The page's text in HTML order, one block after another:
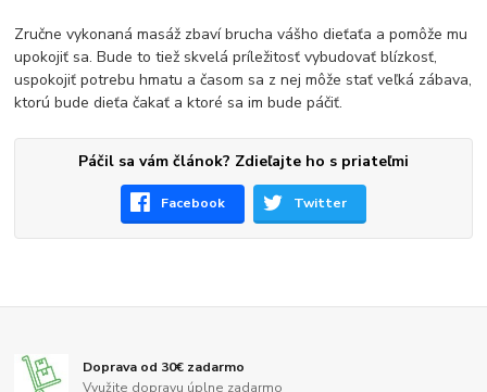
Zručne vykonaná masáž zbaví brucha vášho dieťaťa a pomôže mu
upokojiť sa. Bude to tiež skvelá príležitosť vybudovať blízkosť,
uspokojiť potrebu hmatu a časom sa z nej môže stať veľká zábava,
ktorú bude dieťa čakať a ktoré sa im bude páčiť.
Páčil sa vám článok? Zdieľajte ho s priateľmi
Facebook Twitter
Doprava od 30€ zadarmo
Využite dopravu úplne zadarmo